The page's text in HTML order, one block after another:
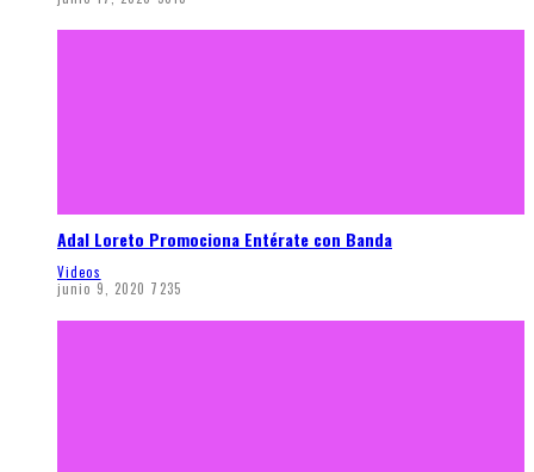
Adal Loreto Promociona Entérate con Banda
Videos
junio 9, 2020 7235